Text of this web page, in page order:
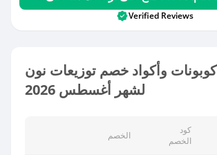
Verified Reviews
وأكواد خصم توزيعات نون
لشهر أغسطس 2026
الخصم
كود
الخصم